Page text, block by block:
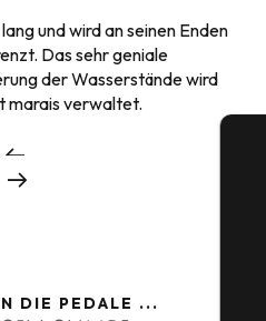
und wird an seinen Enden
Das sehr geniale
der Wasserstände wird
marais verwaltet.
DIE PEDALE ...